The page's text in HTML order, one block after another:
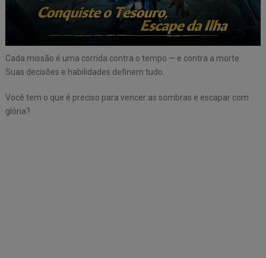
Cada missão é uma corrida contra o tempo — e contra a morte.
Suas decisões e habilidades definem tudo.
Você tem o que é preciso para vencer as sombras e escapar com
glória?